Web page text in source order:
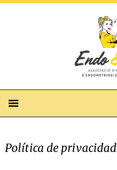
Política de privacidad